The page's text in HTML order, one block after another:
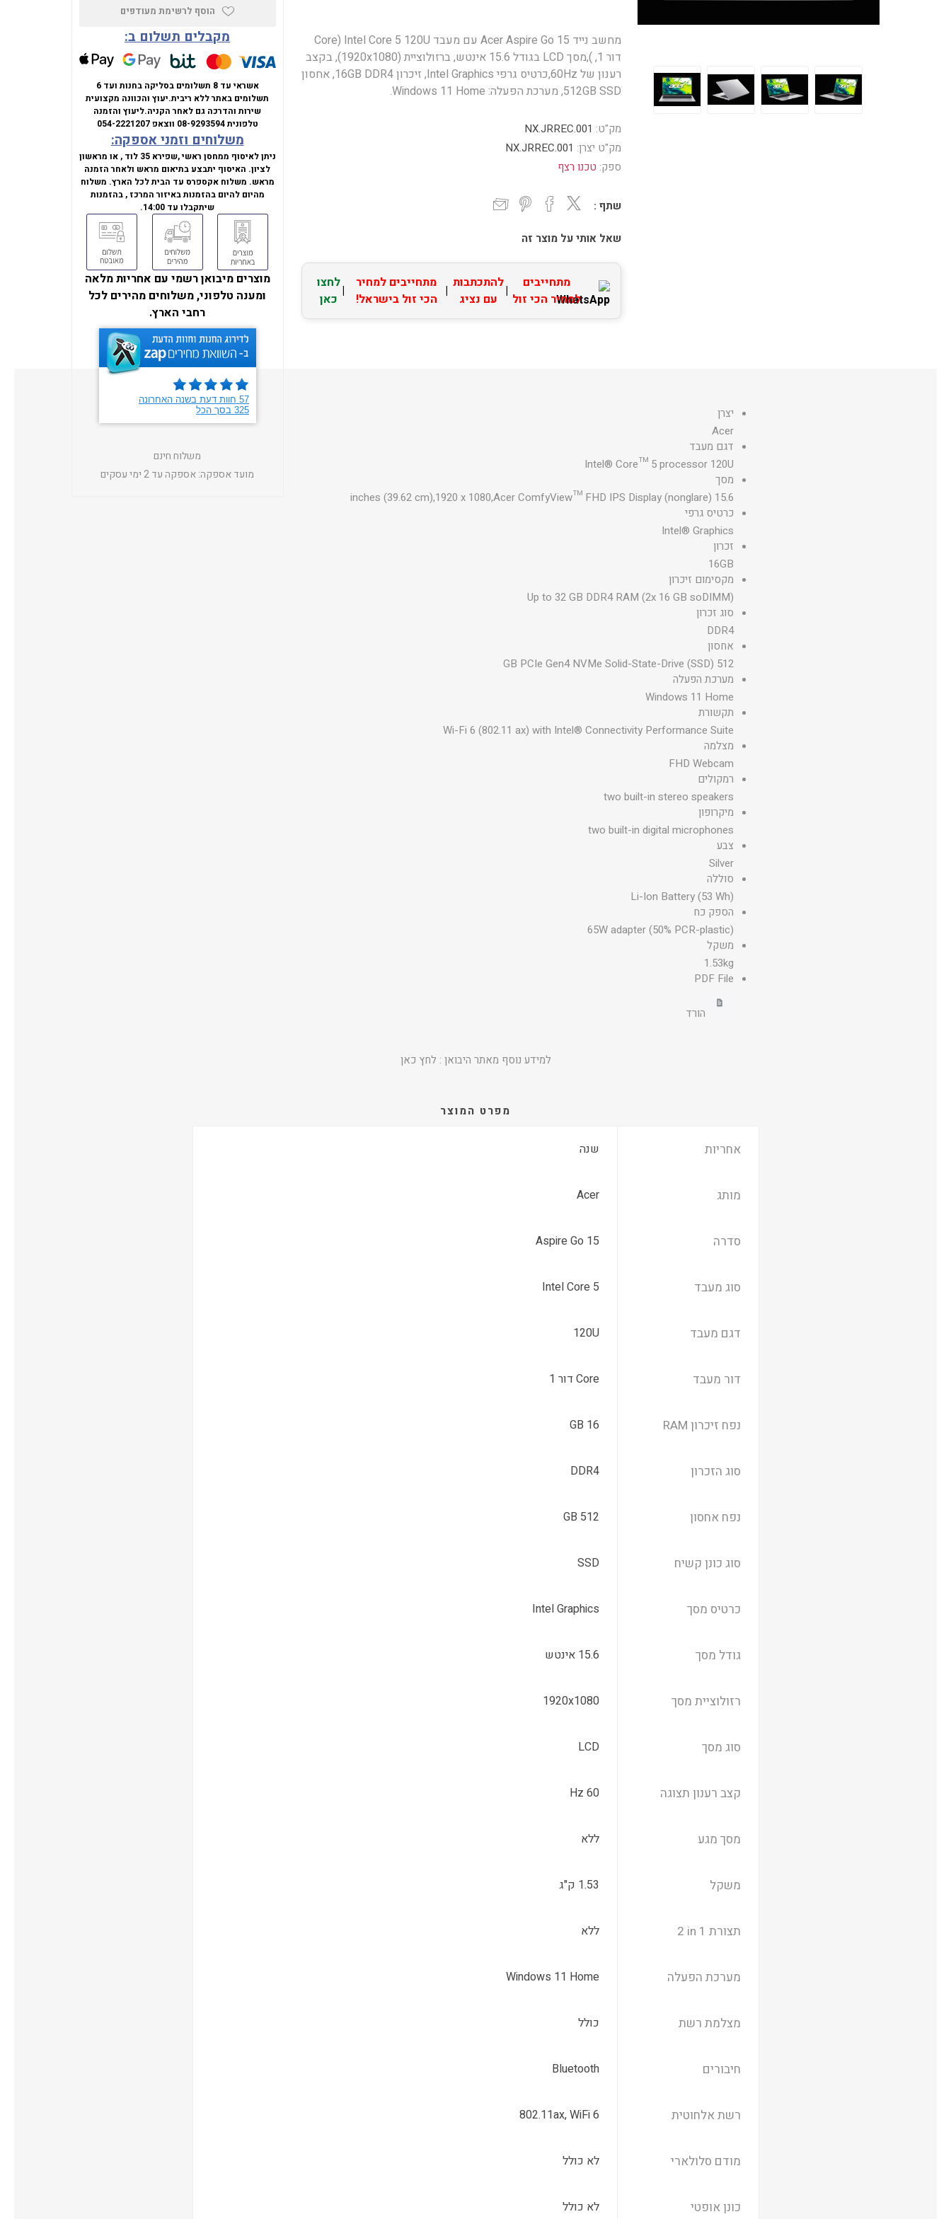
מחשב נייד Acer Aspire Go 15 עם מעבד Intel Core 5 120U (Core
דור 1, ),מסך LCD בגודל 15.6 אינטש, ברזולוציית (1920x1080), בקצב
רענון של 60Hz,כרטיס גרפי Intel Graphics, זיכרון 16GB DDR4, אחסון
512GB SSD, מערכת הפעלה: Windows 11 Home.
מק"ט: NX.JRREC.001
מק"ט יצרן: NX.JRREC.001
ספק: טכנו רצף
שתף :
שאל אותי על מוצר זה
מתחייבים
למחיר הכי זול |להתכתבות
עם נציג
| מתחייבים למחיר
הכי זול בישראל!
|לחצו
כאן
הוסף לרשימת מעודפים
מקבלים תשלום ב:
אשראי עד 8 תשלומים בסליקה בחנות ועד 6
תשלומים באתר ללא ריבית.יעוץ והכוונה מקצועית
שירות והדרכה גם לאחר הקניה.ליעוץ והזמנה
טלפונית08-9293594 ווצאפ054-2221207
משלוחים וזמני אספקה:
ניתן לאיסוף ממחסן ראשי ,שפירא 35 לוד , או מראשון
לציון. האיסוף יתבצע בתיאום מראש ולאחר הזמנה
מראש. משלוח אקספרס עד הבית לכל הארץ. משלוח
מהיום להיום בהזמנות באיזור המרכז , בהזמנות
שיתקבלו עד 14:00.
מוצרים מיבואן רשמי עם אחריות מלאה
ומענה טלפוני, משלוחים מהירים לכל
רחבי הארץ.
משלוח חינם
מועד אספקה:אספקה עד 2 ימי עסקים
יצרן
Acer
דגם מעבד
Intel® Core™ 5 processor 120U
מסך
15.6 inches (39.62 cm),1920 x 1080,Acer ComfyView™ FHD IPS Display (nonglare)
כרטיס גרפי
Intel® Graphics
זכרון
16GB
מקסימום זיכרון
Up to 32 GB DDR4 RAM (2x 16 GB soDIMM)
סוג זכרון
DDR4
אחסון
512 GB PCIe Gen4 NVMe Solid-State-Drive (SSD)
מערכת הפעלה
Windows 11 Home
תקשורת
Wi-Fi 6 (802.11 ax) with Intel® Connectivity Performance Suite
מצלמה
FHD Webcam
רמקולים
two built-in stereo speakers
מיקרופון
two built-in digital microphones
צבע
Silver
סוללה
Li-Ion Battery (53 Wh)
הספק כח
65W adapter (50% PCR-plastic)
משקל
1.53kg
PDF File
הורד
למידע נוסף מאתר היבואן : לחץ כאן
מפרט המוצר
אחריות שנה
מותג Acer
סדרה Aspire Go 15
סוג מעבד Intel Core 5
דגם מעבד 120U
דור מעבד Core דור 1
נפח זיכרון RAM 16 GB
סוג הזכרון DDR4
נפח אחסון 512 GB
סוג כונן קשיח SSD
כרטיס מסך Intel Graphics
גודל מסך 15.6 אינטש
רזולוציית מסך 1920x1080
סוג מסך LCD
קצב רענון תצוגה 60 Hz
מסך מגע ללא
משקל 1.53 ק"ג
תצורת ‎ 2 in 1 ללא
מערכת הפעלה Windows 11 Home
מצלמת רשת כולל
חיבורים Bluetooth
רשת אלחוטית 802.11ax, WiFi 6
מודם סלולארי לא כולל
כונן אופטי לא כולל